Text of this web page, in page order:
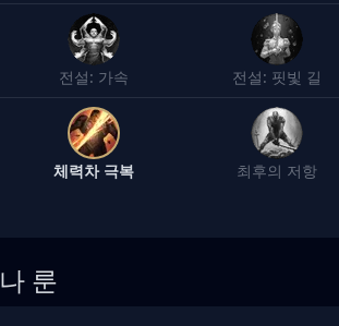
전설: 가속 전설: 핏빛 길
체력차 극복 최후의 저항
룬